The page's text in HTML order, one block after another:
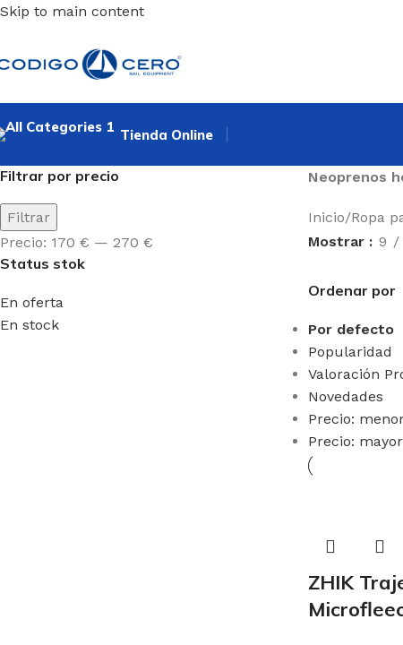
Skip to main content
Tienda Online
de
Filtrar por precio
Filtrar
Precio: 170 € — 270 €
Status stok
En oferta
En stock
Neoprenos
Inicio/Ropa
Mostrar
9
Ordenar por
Por defecto
Popularidad
Valoración
Novedades
Precio:
Precio:
ZHIK